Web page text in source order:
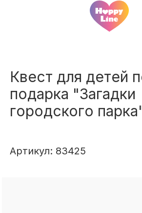
Квест для детей
подарка "Загадки
городского
Артикул: 83425